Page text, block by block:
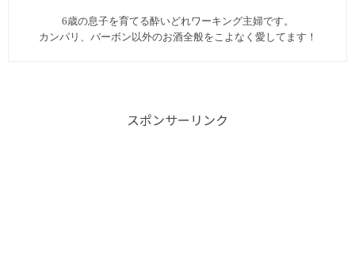
6歳の息子を育てる酔いどれワーキング主婦です。
カンパリ、バーボン以外のお酒全般をこよなく愛してます︎！
スポンサーリンク